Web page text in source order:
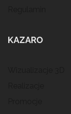
KAZARO